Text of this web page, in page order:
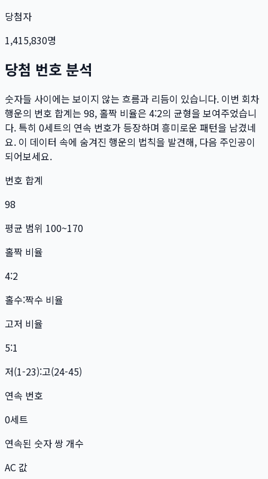
당첨자
1,415,830명
당첨 번호 분석
숫자들 사이에는 보이지 않는 흐름과 리듬이 있습니다. 이번 회차
행운의 번호 합계는 98, 홀짝 비율은 4:2의 균형을 보여주었습니
다. 특히 0세트의 연속 번호가 등장하며 흥미로운 패턴을 남겼네
요. 이 데이터 속에 숨겨진 행운의 법칙을 발견해, 다음 주인공이
되어보세요.
번호 합계
98
평균 범위 100~170
홀짝 비율
4:2
홀수:짝수 비율
고저 비율
5:1
저(1-23):고(24-45)
연속 번호
0세트
연속된 숫자 쌍 개수
AC 값